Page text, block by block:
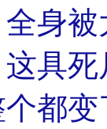
身
具
都变